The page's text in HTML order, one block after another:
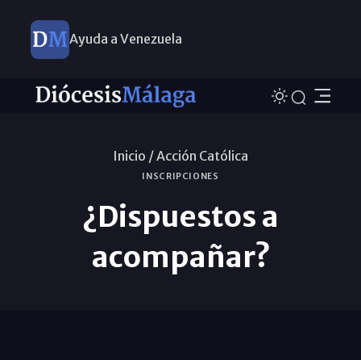
Ayuda a Venezuela
Inicio /Acción Católica
INSCRIPCIONES
¿Dispuestos a
acompañar?